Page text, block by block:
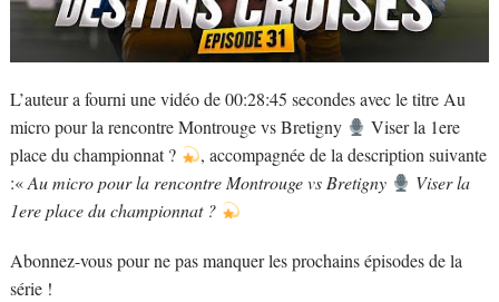
L’auteur a fourni une vidéo de 00:28:45 secondes avec le titre Au
micro pour la rencontre Montrouge vs Bretigny
Viser la 1ere
place du championnat ?
, accompagnée de la description suivante
:«Au micro pour la rencontre Montrouge vs Bretigny
Viser la
1ere place du championnat ?
Abonnez-vous pour ne pas manquer les prochains épisodes de la
série !